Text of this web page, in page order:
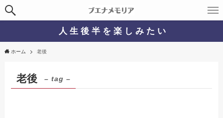
人 生 後 半 を 楽 し み た い
ホーム 老後
老後 – tag –